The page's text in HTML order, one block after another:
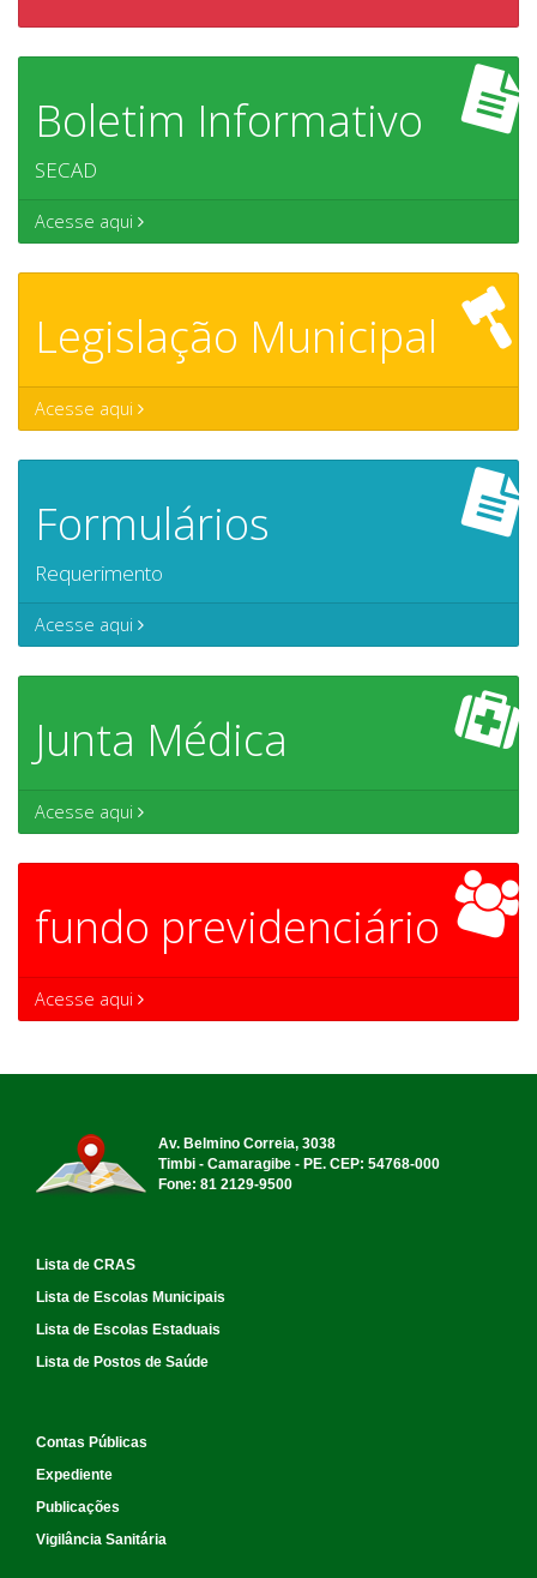
Boletim Informativo
SECAD
Acesse aqui
Legislação Municipal
Acesse aqui
Formulários
Requerimento
Acesse aqui
Junta Médica
Acesse aqui
fundo previdenciário
Acesse aqui
Av. Belmino Correia, 3038
Timbi - Camaragibe - PE. CEP: 54768-000
Fone: 81 2129-9500
Lista de CRAS
Lista de Escolas Municipais
Lista de Escolas Estaduais
Lista de Postos de Saúde
Contas Públicas
Expediente
Publicações
Vigilância Sanitária